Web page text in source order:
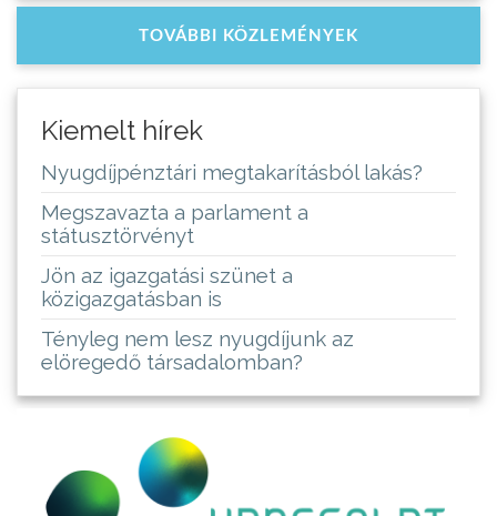
TOVÁBBI KÖZLEMÉNYEK
Kiemelt hírek
Nyugdíjpénztári megtakarításból lakás?
Megszavazta a parlament a
státusztörvényt
Jön az igazgatási szünet a
közigazgatásban is
Tényleg nem lesz nyugdíjunk az
elöregedő társadalomban?